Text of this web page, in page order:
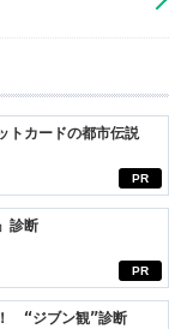
PR
トカードの都市伝説
PR
診断
！ “ジブン観”診断